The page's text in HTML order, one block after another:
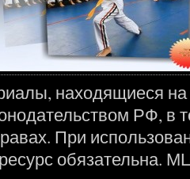
находящиеся
РФ, в
При
обязательна.